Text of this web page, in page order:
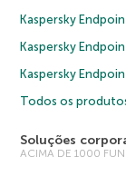
Kaspersky
Kaspersky
Kaspersky
Todos os
Soluções
ACIMA DE 1000